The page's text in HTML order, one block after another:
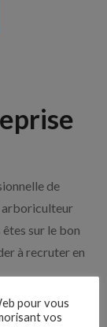
de
arboriculteur
sur le bon
à recruter en
pour vous
vos